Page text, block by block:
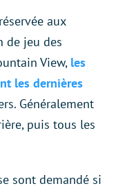
aux
de jeu des
View, les
les dernières
Généralement
puis tous les
sont demandé si